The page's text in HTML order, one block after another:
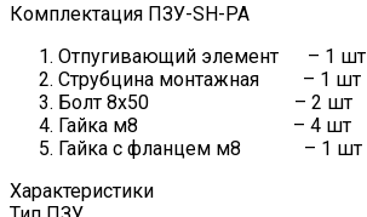
Комплектация ПЗУ-SH-PA
Отпугивающий элемент – 1 шт
Струбцина монтажная – 1 шт
Болт 8х50 – 2 шт
Гайка м8 – 4 шт
Гайка с фланцем м8 – 1 шт
Характеристики